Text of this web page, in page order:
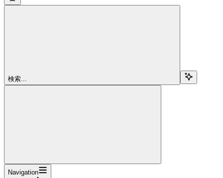
検索...
Navigation